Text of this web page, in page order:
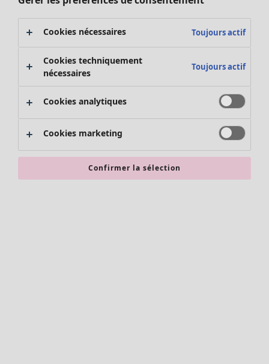
Promos SOLDES
Les promos de Gudrun Sjödén
Nouvel arrivage
Bonnes affaires en soldes - jusqu'à -70
Cookies nécessaires Toujours actif
Cookies techniquement
nécessaires
Toujours actif
Cookies analytiques
Cookies marketing
Confirmer la sélection